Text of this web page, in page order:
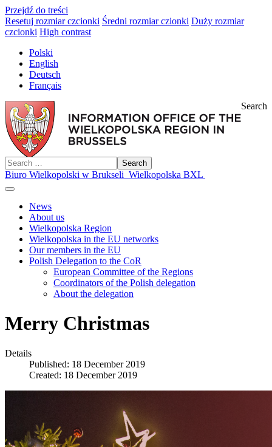
Przejdź do treści
Resetuj rozmiar czcionki Średni rozmiar czionki Duży rozmiar
czcionki High contrast
Polski
English
Deutsch
Français
Search
Search
Biuro Wielkopolski w Brukseli Wielkopolska BXL
News
About us
Wielkopolska Region
Wielkopolska in the EU networks
Our members in the EU
Polish Delegation to the CoR
European Committee of the Regions
Coordinators of the Polish delegation
About the delegation
Merry Christmas
Details
Published: 18 December 2019
Created: 18 December 2019